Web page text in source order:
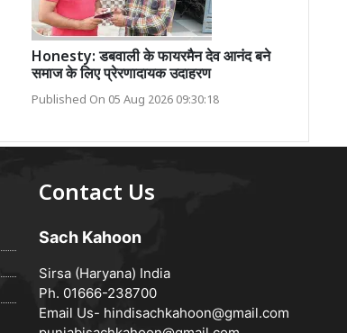
Honesty: डबवाली के फायरमैन देव आनंद बने
समाज के लिए प्रेरणादायक उदाहरण
Published On 05 Aug 2026 09:30:18
Contact Us
Sach Kahoon
Sirsa (Haryana) India
Ph. 01666-238700
Email Us- hindisachkahoon@gmail.com